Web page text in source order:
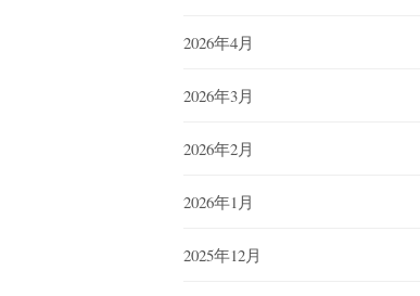
2026年4月
2026年3月
2026年2月
2026年1月
2025年12月